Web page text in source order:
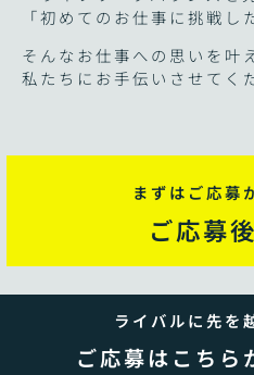
「初めてのお仕事に挑戦し
そんなお仕事への思いを叶
私たちにお手伝いさせてく
まずはご応募
ご応募
ライバルに先を
ご応募はこちら